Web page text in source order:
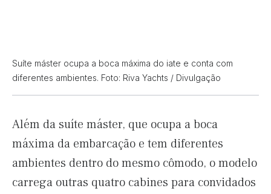
Suíte máster ocupa a boca máxima do iate e conta com
diferentes ambientes. Foto: Riva Yachts / Divulgação
Além da suíte máster, que ocupa a boca
máxima da embarcação e tem diferentes
ambientes dentro do mesmo cômodo, o modelo
carrega outras quatro cabines para convidados